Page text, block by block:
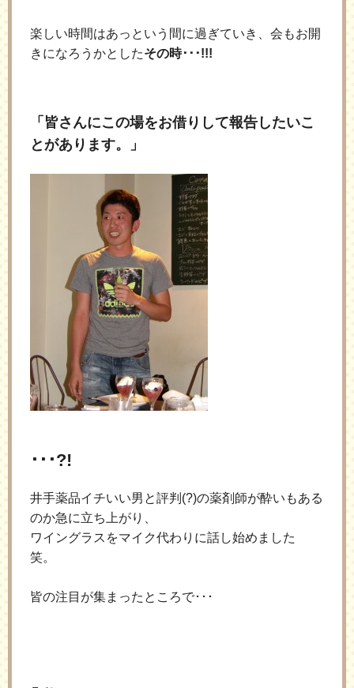
楽しい時間はあっという間に過ぎていき、会もお開
きになろうかとしたその時･･･!!!
「皆さんにこの場をお借りして報告したいこ
とがあります。」
･･･?!
井手薬品イチいい男と評判(?)の薬剤師が酔いもある
のか急に立ち上がり、
ワイングラスをマイク代わりに話し始めました
笑。
皆の注目が集まったところで･･･